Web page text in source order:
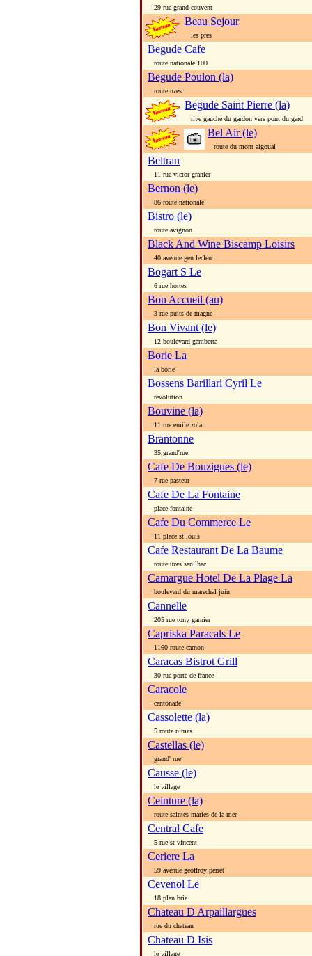
29 rue grand couvent
Beau Sejour
les pres
Begude Cafe
route nationale 100
Begude Poulon (la)
route uzes
Begude Saint Pierre (la)
rive gauche du gardon vers pont du gard
Bel Air (le)
route du mont aigoual
Beltran
11 rue victor granier
Bernon (le)
86 route nationale
Bistro (le)
route avignon
Black And Wine Biscamp Loisirs
40 avenue gen leclerc
Bogart S Le
6 rue hortes
Bon Accueil (au)
3 rue puits de magne
Bon Vivant (le)
12 boulevard gambetta
Borie La
la borie
Bossens Barillari Cyril Le
revolution
Bouvine (la)
11 rue emile zola
Brantonne
35,grand'rue
Cafe De Bouzigues (le)
7 rue pasteur
Cafe De La Fontaine
place fontaine
Cafe Du Commerce Le
11 place st louis
Cafe Restaurant De La Baume
route uzes sanilhac
Camargue Hotel De La Plage La
boulevard du marechal juin
Cannelle
205 rue tony garnier
Capriska Paracals Le
1160 route carnon
Caracas Bistrot Grill
30 rue porte de france
Caracole
cantonade
Cassolette (la)
5 route nimes
Castellas (le)
grand' rue
Causse (le)
le village
Ceinture (la)
route saintes maries de la mer
Central Cafe
5 rue st vincent
Ceriere La
59 avenue geoffroy perret
Cevenol Le
18 plan brie
Chateau D Arpaillargues
rue du chateau
Chateau D Isis
le village